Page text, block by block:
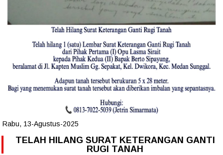
Rabu, 13-Agustus-2025
TELAH HILANG SURAT KETERANGAN GANTI
RUGI TANAH